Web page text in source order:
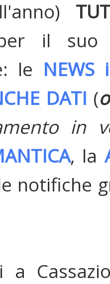
il suo
le
DATI (
in
, la
notifiche
a